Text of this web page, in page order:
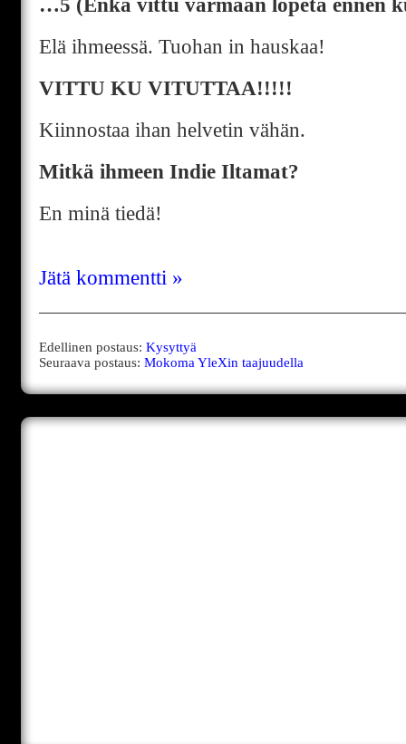
…5 (Enkä vittu varmaan lopeta ennen
Elä ihmeessä. Tuohan in hauskaa!
VITTU KU VITUTTAA!!!!!
Kiinnostaa ihan helvetin vähän.
Mitkä ihmeen Indie Iltamat?
En minä tiedä!
Jätä kommentti »
Edellinen postaus: Kysyttyä
Seuraava postaus: Mokoma YleXin taajuudella